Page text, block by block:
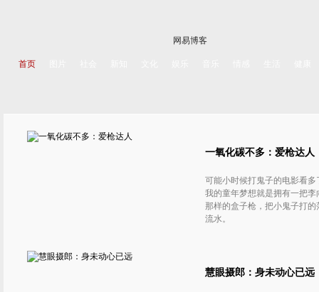
网易博客
首页
一氧化碳不多：爱枪达人
可能小时候打鬼子的电影看多
我的童年梦想就是拥有一把李
那样的盒子枪，把小鬼子打的
流水。
慧眼摄郎：身未动心已远